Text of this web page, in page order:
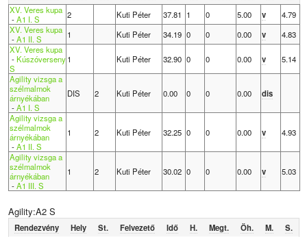
XV. Veres kupa
-A1 I. S 2 Kuti Péter 37.81 1 0 5.00 v
4.79
XV. Veres kupa
-A1 II. S 1 Kuti Péter 34.19 0 0 0.00 v
4.83
XV. Veres kupa
-Kúszóverseny
S
1 Kuti Péter 32.90 0 0 0.00 v
5.14
Agility vizsga a
szélmalmok
árnyékában
-A1 I. S
DIS 2 Kuti Péter 0.00 0 0 0.00 dis
Agility vizsga a
szélmalmok
árnyékában
-A1 II. S
1 2 Kuti Péter 32.25 0 0 0.00 v 4.93
Agility vizsga a
szélmalmok
árnyékában
-A1 III. S
1 2 Kuti Péter 30.02 0 0 0.00 v 5.03
Agility:A2 S
Rendezvény Hely St. Felvezető Idő H. Megt. Öh. M.
S.